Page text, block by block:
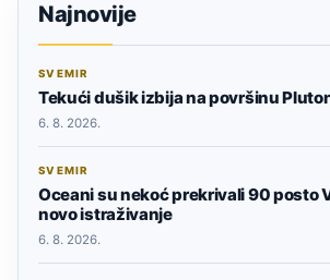
Najnovije
SVEMIR
Tekući dušik izbija na površinu
6. 8. 2026.
SVEMIR
Oceani su nekoć prekrivali 90 posto
novo istraživanje
6. 8. 2026.